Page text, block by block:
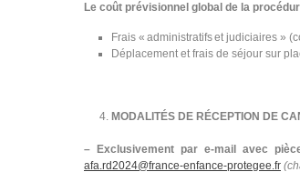
Le coût prévisionnel global de la
Frais « administratifs et judiciaires »
Déplacement et frais de séjour sur
MODALITÉS DE RÉCEPTION DE
– Exclusivement par e-mail avec
afa.rd2024@france-enfance-protegee.fr